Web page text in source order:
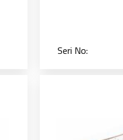
Seri No: